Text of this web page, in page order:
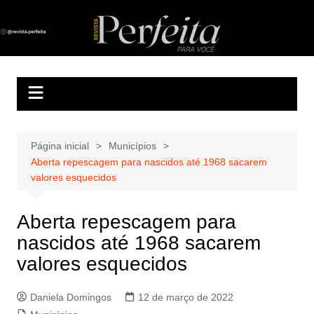
Revista Perfeita
A melhor revista eletrônica do interior de Sergipe
Página inicial
Municípios
Aberta repescagem para nascidos até 1968 sacarem
valores esquecidos
Aberta repescagem para
nascidos até 1968 sacarem
valores esquecidos
Daniela Domingos
12 de março de 2022